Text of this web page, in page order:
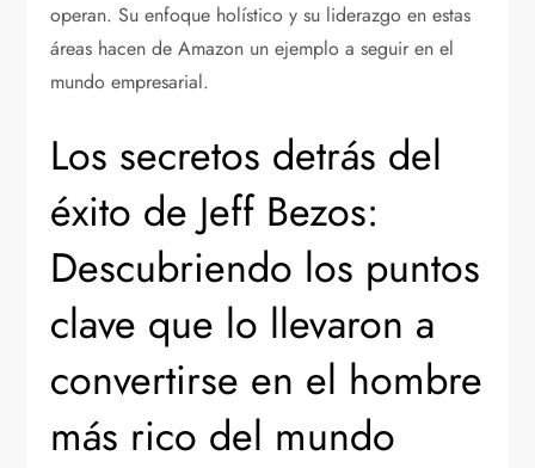
operan. Su enfoque holístico y su liderazgo en estas
áreas hacen de Amazon un ejemplo a seguir en el
mundo empresarial.
Los secretos detrás del
éxito de Jeff Bezos:
Descubriendo los puntos
clave que lo llevaron a
convertirse en el hombre
más rico del mundo